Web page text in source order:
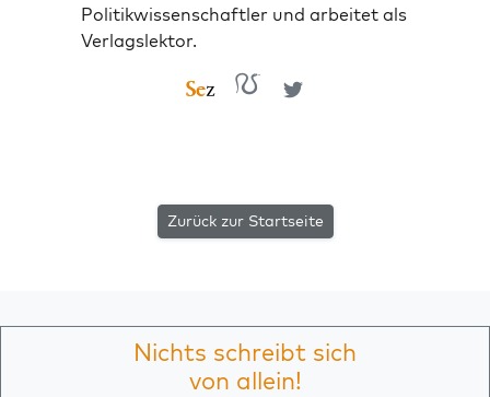
Politikwissenschaftler und arbeitet als
Verlagslektor.
Zurück zur Startseite
Nichts schreibt sich
von allein!